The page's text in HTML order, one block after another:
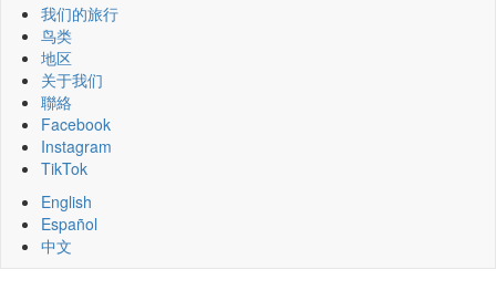
我们的旅行
鸟类
地区
关于我们
聯絡
Facebook
Instagram
TikTok
English
Español
中文